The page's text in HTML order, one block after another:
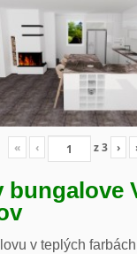
« ‹ z3 ›
bungalove
v teplých